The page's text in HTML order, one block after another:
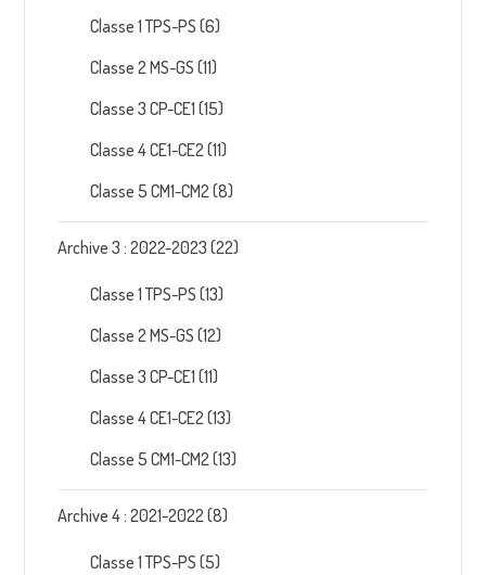
Classe 1 TPS-PS (6)
Classe 2 MS-GS (11)
Classe 3 CP-CE1 (15)
Classe 4 CE1-CE2(11)
Classe 5 CM1-CM2(8)
Archive 3 : 2022-2023 (22)
Classe 1 TPS-PS (13)
Classe 2 MS-GS (12)
Classe 3 CP-CE1 (11)
Classe 4 CE1-CE2(13)
Classe 5 CM1-CM2(13)
Archive 4 : 2021-2022(8)
Classe 1 TPS-PS (5)